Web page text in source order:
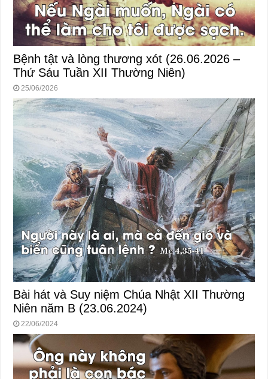
Bệnh tật và lòng thương xót (26.06.2026 –
Thứ Sáu Tuần XII Thường Niên)
25/06/2026
Bài hát và Suy niệm Chúa Nhật XII Thường
Niên năm B (23.06.2024)
22/06/2024